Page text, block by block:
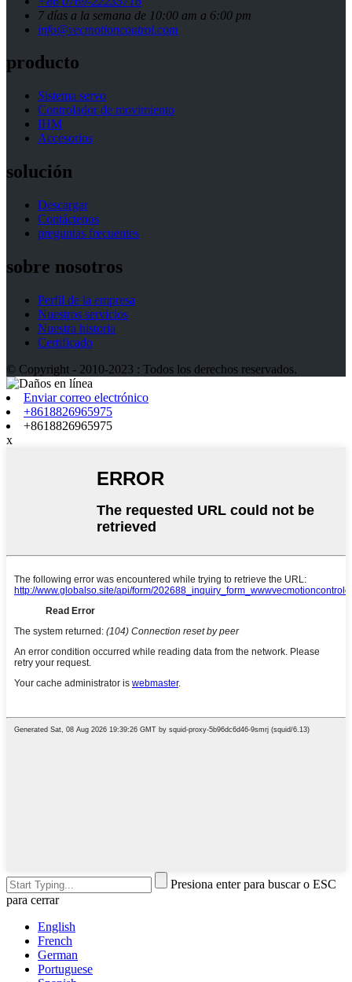
7 días a la semana de 10:00 am a 6:00 pm
info@vecmotioncontrol.com
producto
Sistema servo
Controlador de movimiento
IHM
Accesorios
solución
Descargar
Contáctenos
preguntas frecuentes
sobre nosotros
Perfil de la empresa
Nuestros servicios
Nuestra historia
Certificado
© Copyright - 2010-2023 : Todos los derechos reservados.
Enviar correo electrónico
+8618826965975
+8618826965975
x
Presiona enter para buscar o ESC
para cerrar
English
French
German
Portuguese